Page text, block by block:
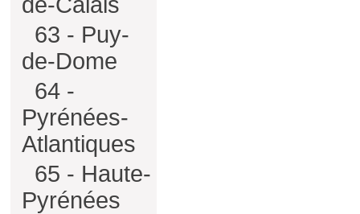
63 - Puy-
de-Dome
64 -
Pyrénées-
Atlantiques
65 - Haute-
Pyrénées